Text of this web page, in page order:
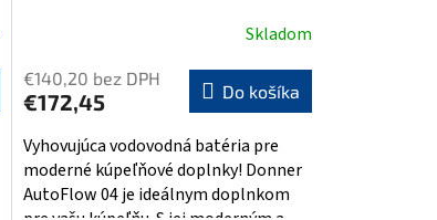
Skladom
€140,20 bez DPH
€172,45 Do košíka
Vyhovujúca vodovodná batéria pre
moderné kúpeľňové doplnky! Donner
AutoFlow 04 je ideálnym doplnkom